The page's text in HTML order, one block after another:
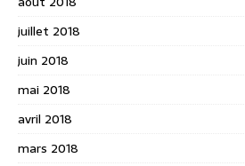
juillet 2018
juin 2018
mai 2018
avril 2018
mars 2018